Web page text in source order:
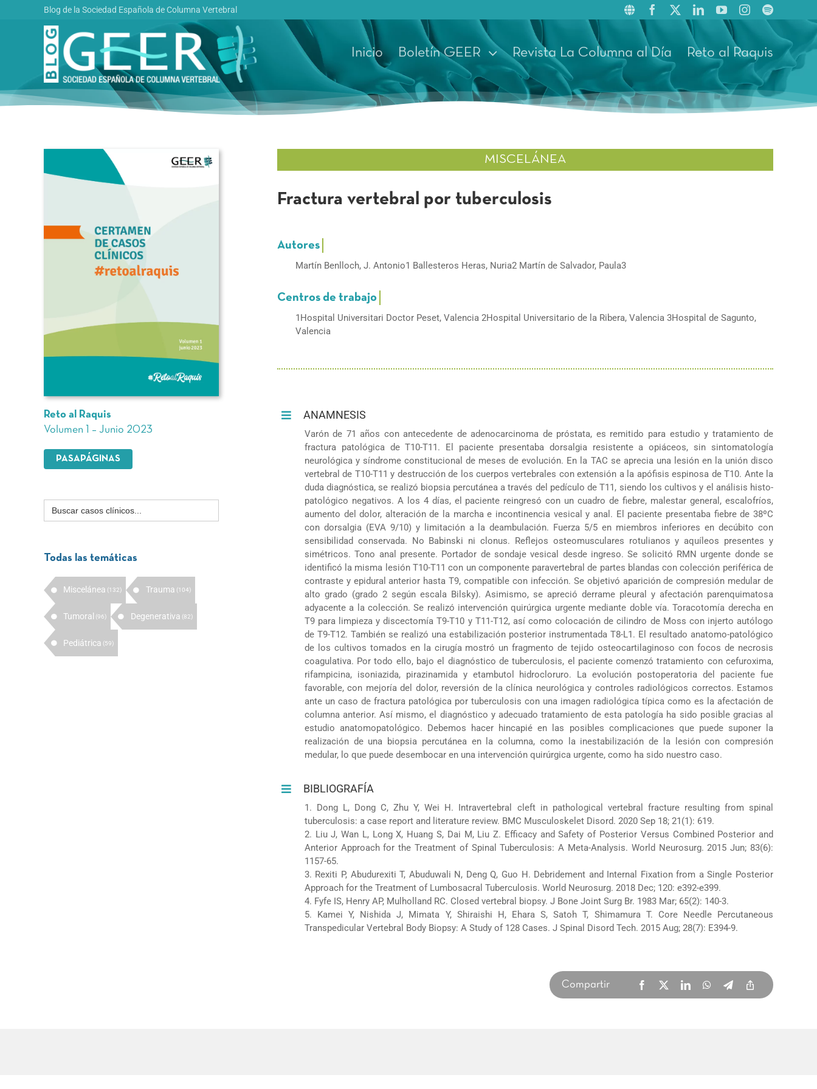
Blog de la Sociedad Española de Columna Vertebral
Inicio Boletín GEER Revista La Columna al Día Reto al Raquis
Reto al Raquis
Volumen 1 – Junio 2023
PASAPÁGINAS
Buscar:
Todas las temáticas
Miscelánea (132) Trauma (104)
Tumoral (96) Degenerativa (82)
Pediátrica (59)
MISCELÁNEA
Fractura vertebral por tuberculosis
Martín Benlloch, J. Antonio1 Ballesteros Heras, Nuria2 Martín de Salvador, Paula3
1Hospital Universitari Doctor Peset, Valencia 2Hospital Universitario de la Ribera, Valencia 3Hospital de Sagunto,
Valencia
ANAMNESIS
Varón de 71 años con antecedente de adenocarcinoma de próstata, es remitido para estudio y tratamiento de
fractura patológica de T10-T11. El paciente presentaba dorsalgia resistente a opiáceos, sin sintomatología
neurológica y síndrome constitucional de meses de evolución. En la TAC se aprecia una lesión en la unión disco
vertebral de T10-T11 y destrucción de los cuerpos vertebrales con extensión a la apófisis espinosa de T10. Ante la
duda diagnóstica, se realizó biopsia percutánea a través del pedículo de T11, siendo los cultivos y el análisis histo-
patológico negativos. A los 4 días, el paciente reingresó con un cuadro de fiebre, malestar general, escalofríos,
aumento del dolor, alteración de la marcha e incontinencia vesical y anal. El paciente presentaba fiebre de 38ºC
con dorsalgia (EVA 9/10) y limitación a la deambulación. Fuerza 5/5 en miembros inferiores en decúbito con
sensibilidad conservada. No Babinski ni clonus. Reflejos osteomusculares rotulianos y aquíleos presentes y
simétricos. Tono anal presente. Portador de sondaje vesical desde ingreso. Se solicitó RMN urgente donde se
identificó la misma lesión T10-T11 con un componente paravertebral de partes blandas con colección periférica de
contraste y epidural anterior hasta T9, compatible con infección. Se objetivó aparición de compresión medular de
alto grado (grado 2 según escala Bilsky). Asimismo, se apreció derrame pleural y afectación parenquimatosa
adyacente a la colección. Se realizó intervención quirúrgica urgente mediante doble vía. Toracotomía derecha en
T9 para limpieza y discectomía T9-T10 y T11-T12, así como colocación de cilindro de Moss con injerto autólogo
de T9-T12. También se realizó una estabilización posterior instrumentada T8-L1. El resultado anatomo-patológico
de los cultivos tomados en la cirugía mostró un fragmento de tejido osteocartilaginoso con focos de necrosis
coagulativa. Por todo ello, bajo el diagnóstico de tuberculosis, el paciente comenzó tratamiento con cefuroxima,
rifampicina, isoniazida, pirazinamida y etambutol hidrocloruro. La evolución postoperatoria del paciente fue
favorable, con mejoría del dolor, reversión de la clínica neurológica y controles radiológicos correctos. Estamos
ante un caso de fractura patológica por tuberculosis con una imagen radiológica típica como es la afectación de
columna anterior. Así mismo, el diagnóstico y adecuado tratamiento de esta patología ha sido posible gracias al
estudio anatomopatológico. Debemos hacer hincapié en las posibles complicaciones que puede suponer la
realización de una biopsia percutánea en la columna, como la inestabilización de la lesión con compresión
medular, lo que puede desembocar en una intervención quirúrgica urgente, como ha sido nuestro caso.
BIBLIOGRAFÍA
1. Dong L, Dong C, Zhu Y, Wei H. Intravertebral cleft in pathological vertebral fracture resulting from spinal
tuberculosis: a case report and literature review. BMC Musculoskelet Disord. 2020 Sep 18; 21(1): 619.
2. Liu J, Wan L, Long X, Huang S, Dai M, Liu Z. Efficacy and Safety of Posterior Versus Combined Posterior and
Anterior Approach for the Treatment of Spinal Tuberculosis: A Meta-Analysis. World Neurosurg. 2015 Jun; 83(6):
1157-65.
3. Rexiti P, Abudurexiti T, Abuduwali N, Deng Q, Guo H. Debridement and Internal Fixation from a Single Posterior
Approach for the Treatment of Lumbosacral Tuberculosis. World Neurosurg. 2018 Dec; 120: e392-e399.
4. Fyfe IS, Henry AP, Mulholland RC. Closed vertebral biopsy. J Bone Joint Surg Br. 1983 Mar; 65(2): 140-3.
5. Kamei Y, Nishida J, Mimata Y, Shiraishi H, Ehara S, Satoh T, Shimamura T. Core Needle Percutaneous
Transpedicular Vertebral Body Biopsy: A Study of 128 Cases. J Spinal Disord Tech. 2015 Aug; 28(7): E394-9.
Compartir